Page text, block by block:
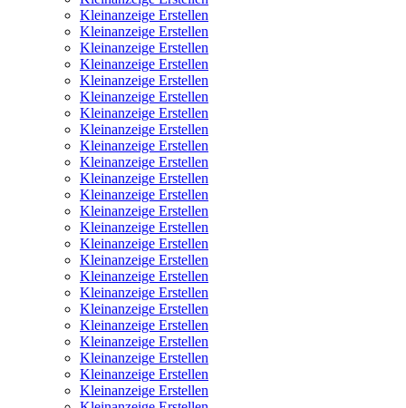
Kleinanzeige Erstellen
Kleinanzeige Erstellen
Kleinanzeige Erstellen
Kleinanzeige Erstellen
Kleinanzeige Erstellen
Kleinanzeige Erstellen
Kleinanzeige Erstellen
Kleinanzeige Erstellen
Kleinanzeige Erstellen
Kleinanzeige Erstellen
Kleinanzeige Erstellen
Kleinanzeige Erstellen
Kleinanzeige Erstellen
Kleinanzeige Erstellen
Kleinanzeige Erstellen
Kleinanzeige Erstellen
Kleinanzeige Erstellen
Kleinanzeige Erstellen
Kleinanzeige Erstellen
Kleinanzeige Erstellen
Kleinanzeige Erstellen
Kleinanzeige Erstellen
Kleinanzeige Erstellen
Kleinanzeige Erstellen